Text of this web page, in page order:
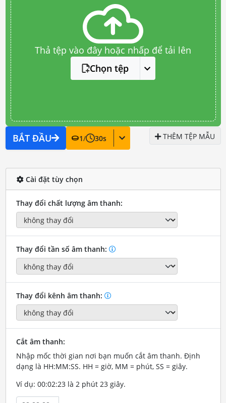
Thả tệp vào đây hoặc nhấp để tải lên
Chọn tệp
BẮT ĐẦU 1/ 30s THÊM TỆP MẪU
Cài đặt tùy chọn
Thay đổi chất lượng âm thanh:
Thay đổi tần số âm thanh:
Thay đổi kênh âm thanh:
Cắt âm thanh:
Nhập mốc thời gian nơi bạn muốn cắt âm thanh. Định
dạng là HH:MM:SS. HH = giờ, MM = phút, SS = giây.
Ví dụ: 00:02:23 là 2 phút 23 giây.